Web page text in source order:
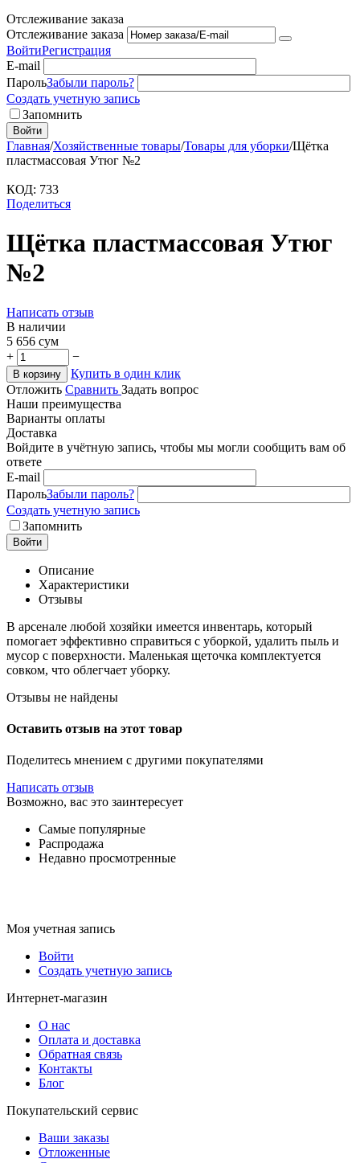
Отслеживание заказа
Отслеживание заказа
ВойтиРегистрация
E-mail
ПарольЗабыли пароль?
Создать учетную запись
Запомнить
Войти
Главная/Хозяйственные товары/Товары для уборки/Щётка
пластмассовая Утюг №2
КОД: 733
Поделиться
Щётка пластмассовая Утюг
№2
Написать отзыв
В наличии
5 656 сум
+
−
В корзину
Купить в один клик
Отложить Сравнить Задать вопрос
Наши преимущества
Варианты оплаты
Доставка
Войдите в учётную запись, чтобы мы могли сообщить вам об
ответе
E-mail
ПарольЗабыли пароль?
Создать учетную запись
Запомнить
Войти
Описание
Характеристики
Отзывы
В арсенале любой хозяйки имеется инвентарь, который
помогает эффективно справиться с уборкой, удалить пыль и
мусор с поверхности. Маленькая щеточка комплектуется
совком, что облегчает уборку.
Отзывы не найдены
Оставить отзыв на этот товар
Поделитесь мнением с другими покупателями
Написать отзыв
Возможно, вас это заинтересует
Самые популярные
Распродажа
Недавно просмотренные
Моя учетная запись
Войти
Создать учетную запись
Интернет-магазин
О нас
Оплата и доставка
Обратная связь
Контакты
Блог
Покупательский сервис
Ваши заказы
Отложенные